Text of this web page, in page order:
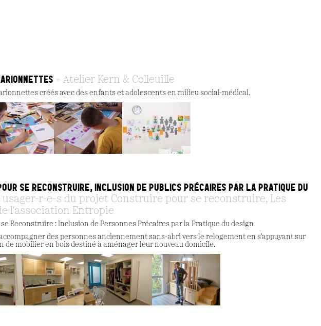
Atelier Kern & Colleuille
créés avec des enfants et adolescents en milieu social-médical.
SE RECONSTRUIRE, INCLUSION DE PUBLICS PRÉCAIRES PAR LA PRATIQUE DU
usager-r-e-s du projet Construire pour se reconstruire, Les
l'association Entropie
Reconstruire : Inclusion de Personnes Précaires par la Pratique du design
des personnes anciennement sans-abri vers le relogement en s'appuyant sur
de mobilier en bois destiné à aménager leur nouveau domicile.